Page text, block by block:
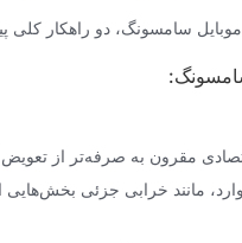
موبایل سامسونگ، دو راهکار
مقرون به صرفه‌تر از
مانند خرابی جزئی بخش‌هایی